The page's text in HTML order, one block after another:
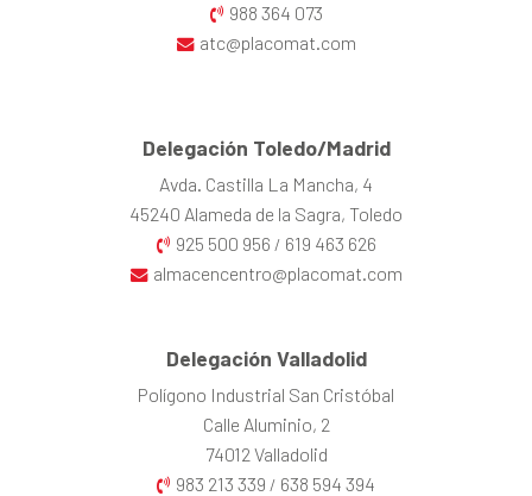
988 364 073
atc@placomat.com
Delegación Toledo/Madrid
Avda. Castilla La Mancha, 4
45240 Alameda de la Sagra, Toledo
925 500 956 / 619 463 626
almacencentro@placomat.com
Delegación Valladolid
Polígono Industrial San Cristóbal
Calle Aluminio, 2
74012 Valladolid
983 213 339 / 638 594 394